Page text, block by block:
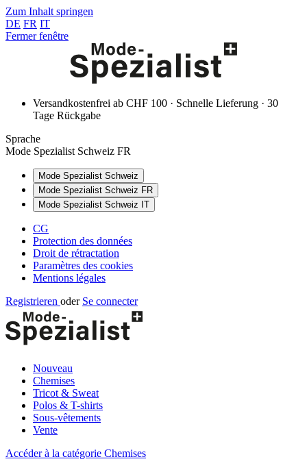
Zum Inhalt springen
DE FR IT
Fermer fenêtre
Versandkostenfrei ab CHF 100 · Schnelle Lieferung · 30
Tage Rückgabe
Sprache
Mode Spezialist Schweiz FR
Mode Spezialist Schweiz
Mode Spezialist Schweiz FR
Mode Spezialist Schweiz IT
CG
Protection des données
Droit de rétractation
Paramètres des cookies
Mentions légales
Registrieren oder Se connecter
Nouveau
Chemises
Tricot & Sweat
Polos & T-shirts
Sous-vêtements
Vente
Accéder à la catégorie Chemises